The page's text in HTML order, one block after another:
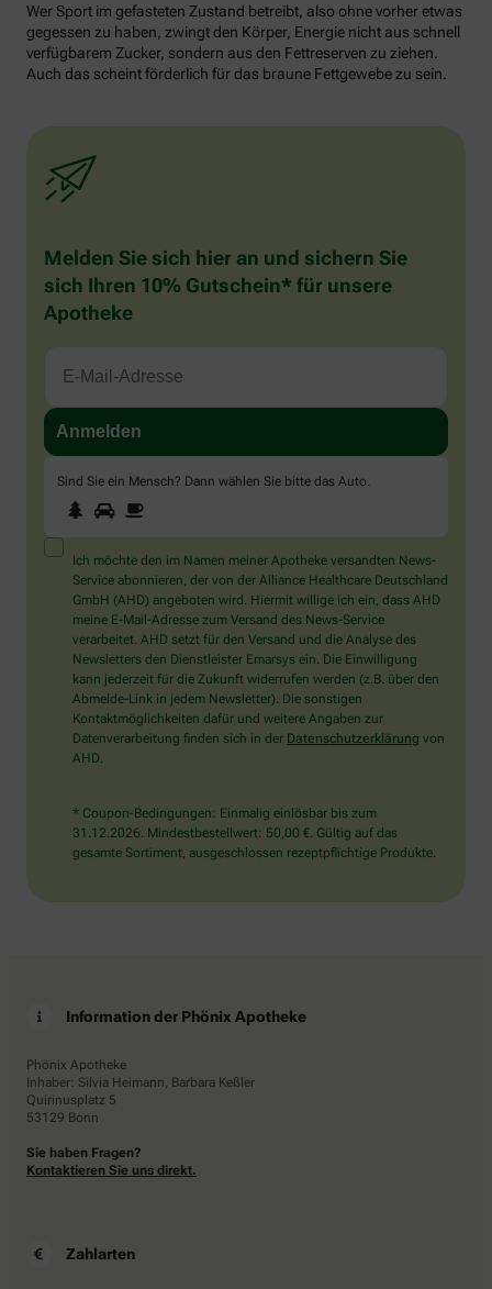
Wer Sport im gefasteten Zustand betreibt, also ohne vorher etwas
gegessen zu haben, zwingt den Körper, Energie nicht aus schnell
verfügbarem Zucker, sondern aus den Fettreserven zu ziehen.
Auch das scheint förderlich für das braune Fettgewebe zu sein.
Melden Sie sich hier an und sichern Sie
sich Ihren 10% Gutschein* für unsere
Apotheke
Sind Sie ein Mensch? Dann wählen Sie bitte das Auto
Sind
Sie
ein
Mensch?
Dann
wählen
Sie
bitte
das
Auto.
1 2
Ich möchte den im Namen meiner Apotheke versandten News-
Service abonnieren, der von der Alliance Healthcare Deutschland
GmbH (AHD) angeboten wird. Hiermit willige ich ein, dass AHD
meine E-Mail-Adresse zum Versand des News-Service
verarbeitet. AHD setzt für den Versand und die Analyse des
Newsletters den Dienstleister Emarsys ein. Die Einwilligung
kann jederzeit für die Zukunft widerrufen werden (z.B. über den
Abmelde-Link in jedem Newsletter). Die sonstigen
Kontaktmöglichkeiten dafür und weitere Angaben zur
Datenverarbeitung finden sich in der Datenschutzerklärung von
AHD.
* Coupon-Bedingungen: Einmalig einlösbar bis zum
31.12.2026. Mindestbestellwert: 50,00 €. Gültig auf das
gesamte Sortiment, ausgeschlossen rezeptpflichtige Produkte.
Information der Phönix Apotheke
Phönix Apotheke
Inhaber: Silvia Heimann, Barbara Keßler
Quirinusplatz 5
53129 Bonn
Sie haben Fragen?
Kontaktieren Sie uns direkt.
Zahlarten